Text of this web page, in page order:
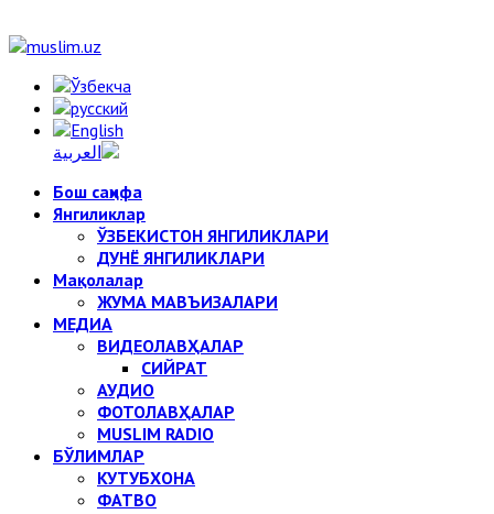
Бош саҳифа
Янгиликлар
ЎЗБЕКИСТОН ЯНГИЛИКЛАРИ
ДУНЁ ЯНГИЛИКЛАРИ
Мақолалар
ЖУМА МАВЪИЗАЛАРИ
МЕДИА
ВИДЕОЛАВҲАЛАР
СИЙРАТ
АУДИО
ФОТОЛАВҲАЛАР
MUSLIM RADIO
БЎЛИМЛАР
КУТУБХОНА
ФАТВО